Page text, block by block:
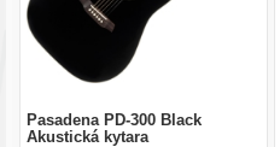
Pasadena PD-300 Black
Akustická kytara